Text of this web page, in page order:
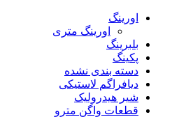
اورینگ
اورینگ متری
بلبرینگ
پکینگ
دسته بندی نشده
دیافراگم لاستیکی
شیر هیدرولیک
قطعات واگن مترو